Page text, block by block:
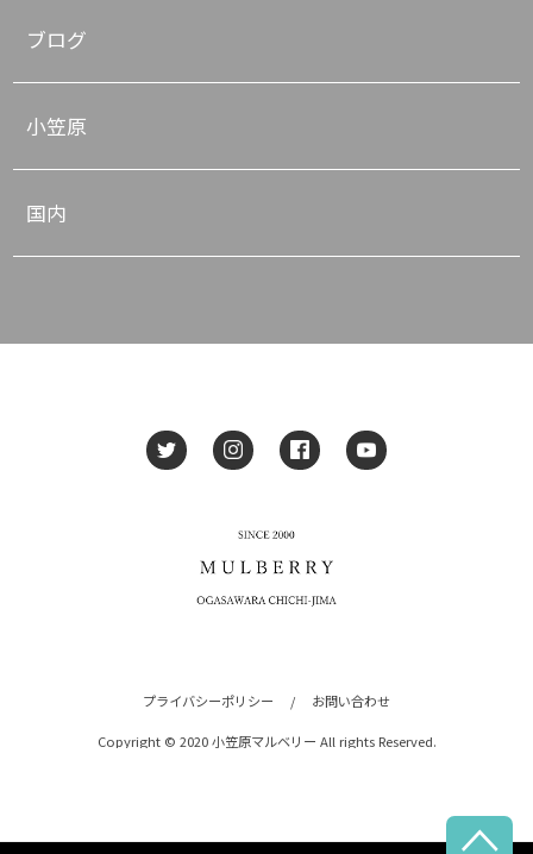

ブログ
小笠原
国内
プライバシーポリシー / お問い合わせ
Copyright © 2020 小笠原マルベリー All rights Reserved.